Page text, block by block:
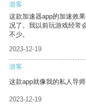
游客
这款加速器app的加速效
况了。我以前玩游戏经常
不少。
2023-12-19
游客
这款app就像我的私人导
2023-12-19